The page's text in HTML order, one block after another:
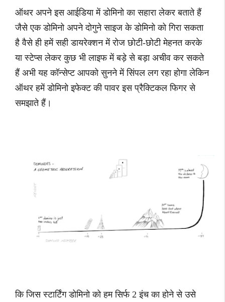
ऑथर अपने इस आईडिया में डोमिनो का सहारा लेकर बताते हैं
जैसे एक डोमिनो अपने दोगुने साइज के डोमिनो को गिरा सकता
है वैसे ही हमें सही डायरेक्शन में रोज छोटी-छोटी मेहनत करके
या स्टेप्स लेकर कुछ भी लाइफ में बड़े से बड़ा अचीव कर सकते
हैं अभी यह कॉन्सेप्ट आपको सुनने में सिंपल लग रहा होगा लेकिन
ऑथर हमें डोमिनो इफेक्ट की पावर इस प्रैक्टिकल फिगर से
समझाते हैं।
कि जिस स्टार्टिंग डोमिनो को हम सिर्फ 2 इंच का होने से उसे